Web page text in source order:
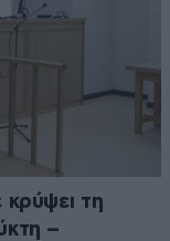
τη
–